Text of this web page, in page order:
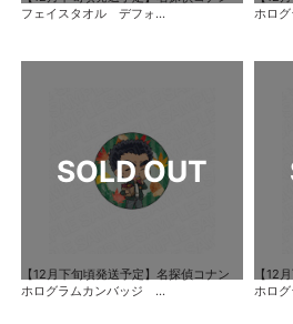
フェイスタオル デフォ...
ホロ
【12月下旬頃発送予定】名探偵コナン
ホログラムカンバッジ ...
【12
ホロ